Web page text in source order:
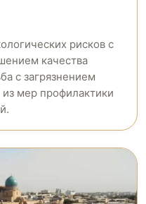
рисков с
качества
с загрязнением
мер профилактики